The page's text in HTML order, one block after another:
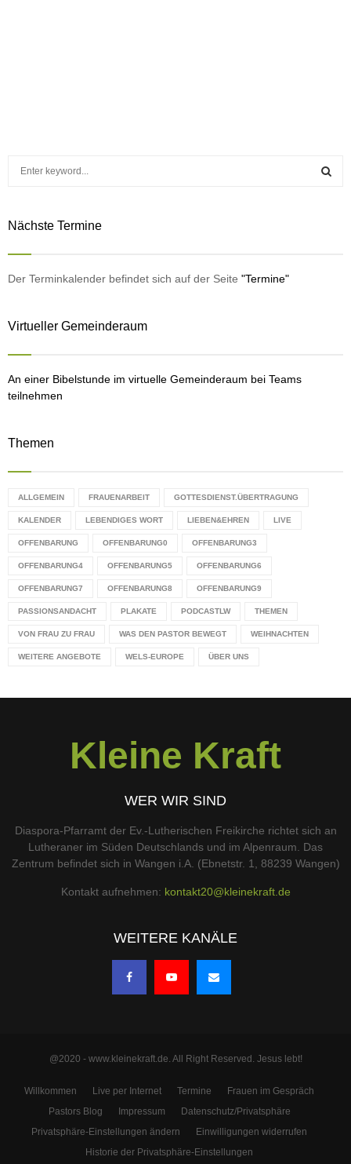
c
o
Nächste Termine
Der Terminkalender befindet sich auf der Seite "Termine"
Virtueller Gemeinderaum
An einer Bibelstunde im virtuelle Gemeinderaum bei Teams
teilnehmen
Themen
ALLGEMEIN FRAUENARBEIT GOTTESDIENST.ÜBERTRAGUNG
KALENDER LEBENDIGES WORT LIEBEN&EHREN LIVE
OFFENBARUNG OFFENBARUNG0 OFFENBARUNG3
OFFENBARUNG4 OFFENBARUNG5 OFFENBARUNG6
OFFENBARUNG7 OFFENBARUNG8 OFFENBARUNG9
PASSIONSANDACHT PLAKATE PODCASTLW THEMEN
VON FRAU ZU FRAU WAS DEN PASTOR BEWEGT WEIHNACHTEN
WEITERE ANGEBOTE WELS-EUROPE ÜBER UNS
Kleine Kraft
WER WIR SIND
Diaspora-Pfarramt der Ev.-Lutherischen Freikirche richtet sich an
Lutheraner im Süden Deutschlands und im Alpenraum. Das
Zentrum befindet sich in Wangen i.A. (Ebnetstr. 1, 88239 Wangen)
Kontakt aufnehmen: kontakt20@kleinekraft.de
WEITERE KANÄLE
@2020 - www.kleinekraft.de. All Right Reserved. Jesus lebt!
Willkommen Live per Internet Termine
Frauen im Gespräch
Pastors Blog
Impressum
Datenschutz/Privatsphäre
Privatsphäre-Einstellungen ändern
Einwilligungen widerrufen
Historie der Privatsphäre-Einstellungen